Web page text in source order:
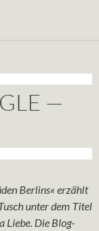
—
Berlins« erzählt
unter dem Titel
Liebe. Die Blog-